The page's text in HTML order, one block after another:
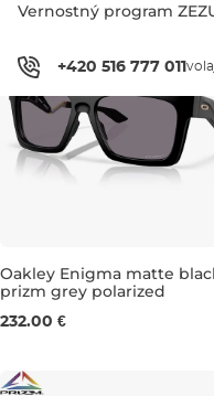
Vernostný program
+420 516 777 011
Oakley Enigma matte
prizm grey polarized
232.00 €